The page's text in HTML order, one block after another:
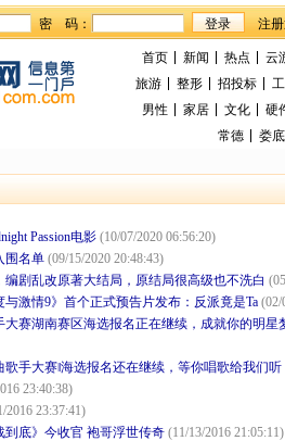
密 码：
首页 新闻 热点 云
旅游
整形 招投标
男性
家居 文化 硬
常德
娄底
Passion电影 (10/07/2020 06:56:20)
围名单 (09/15/2020 20:48:43)
编剧乱改原著大结局，原结局很高级也不洗白
激情9》首个正式预告片发布：反派竟是Ta (02/
赛湖南赛区海选报名正在继续，成就你的明星
歌手大赛‖海选报名还在继续，等你唱歌给我们听
23:40:38)
2016 23:37:41)
到底》今收官 袍哥浮世传奇 (11/13/2016 21:05:11)